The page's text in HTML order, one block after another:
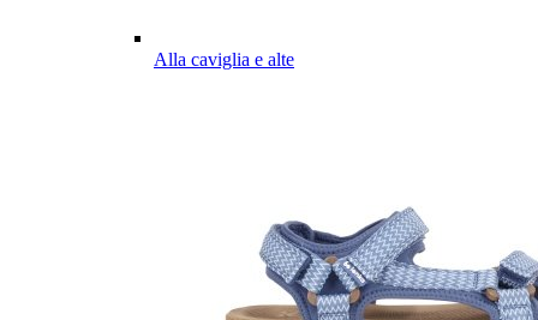
Alla caviglia e alte